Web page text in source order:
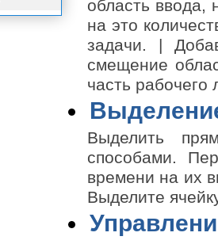
область ввода,
на это
задачи. |
смещение
часть рабочего
Выделить
способами.
времени на их
Выделите